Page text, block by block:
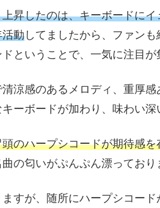
昇したのは、キーボードに
活動 してましたから、ファン
ということで、一気に注目が
涼感のあるメロディ、重厚感
ーボードが加わり、味わい深
頭のハープシコードが期待感
の匂いがぷんぷん漂っており
すが、随所にハープシコード